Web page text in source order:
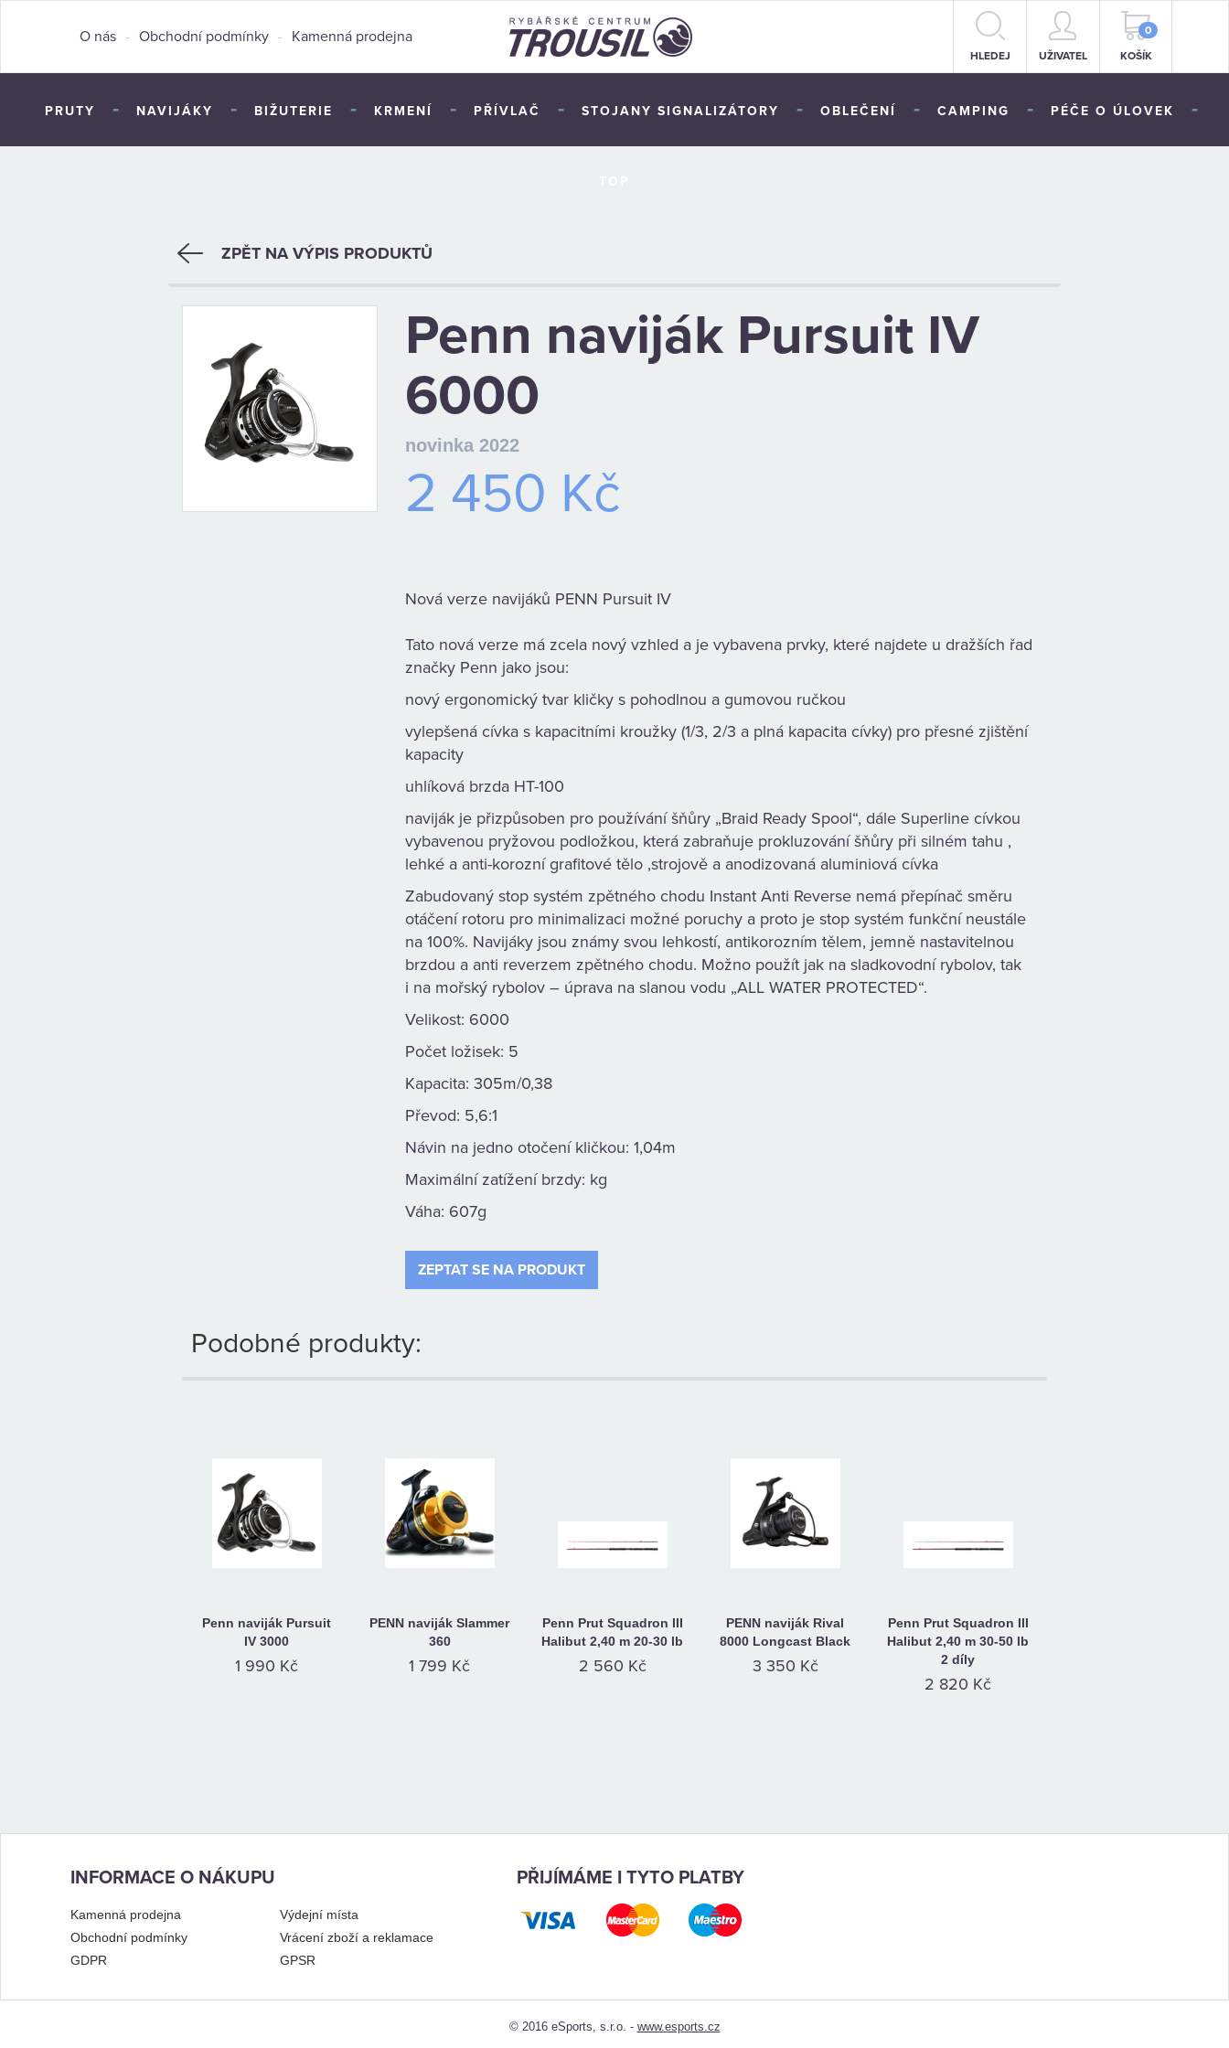
O nás - Obchodní podmínky - Kamenná prodejna
HLEDEJ UŽIVATEL
0
KOŠÍK
PRUTY - NAVIJÁKY - BIŽUTERIE - KRMENÍ - PŘÍVLAČ - STOJANY SIGNALIZÁTORY - OBLEČENÍ - CAMPING - PÉČE O ÚLOVEK -
ZPĚT NA VÝPIS PRODUKTŮ
Penn naviják Pursuit IV
6000
novinka 2022
2 450 Kč
Nová verze navijáků PENN Pursuit IV
Tato nová verze má zcela nový vzhled a je vybavena prvky, které najdete u dražších řad
značky Penn jako jsou:
nový ergonomický tvar kličky s pohodlnou a gumovou ručkou
vylepšená cívka s kapacitními kroužky (1/3, 2/3 a plná kapacita cívky) pro přesné zjištění
kapacity
uhlíková brzda HT-100
naviják je přizpůsoben pro používání šňůry „Braid Ready Spool“, dále Superline cívkou
vybavenou pryžovou podložkou, která zabraňuje prokluzování šňůry při silném tahu ,
lehké a anti-korozní grafitové tělo ,strojově a anodizovaná aluminiová cívka
Zabudovaný stop systém zpětného chodu Instant Anti Reverse nemá přepínač směru
otáčení rotoru pro minimalizaci možné poruchy a proto je stop systém funkční neustále
na 100%. Navijáky jsou známy svou lehkostí, antikorozním tělem, jemně nastavitelnou
brzdou a anti reverzem zpětného chodu. Možno použít jak na sladkovodní rybolov, tak
i na mořský rybolov – úprava na slanou vodu „ALL WATER PROTECTED“.
Velikost: 6000
Počet ložisek: 5
Kapacita: 305m/0,38
Převod: 5,6:1
Návin na jedno otočení kličkou: 1,04m
Maximální zatížení brzdy: kg
Váha: 607g
ZEPTAT SE NA PRODUKT
Podobné produkty:
Penn naviják Pursuit
IV 3000
1 990 Kč
PENN naviják Slammer
360
1 799 Kč
Penn Prut Squadron III
Halibut 2,40 m 20-30 lb
2 560 Kč
PENN naviják Rival
8000 Longcast Black
3 350 Kč
Penn Prut Squadron III
Halibut 2,40 m 30-50 lb
2 díly
2 820 Kč
INFORMACE O NÁKUPU
Kamenná prodejna
Výdejní místa
Obchodní podmínky
Vrácení zboží a reklamace
GDPR
GPSR
PŘIJÍMÁME I TYTO PLATBY
© 2016 eSports, s.r.o. - www.esports.cz